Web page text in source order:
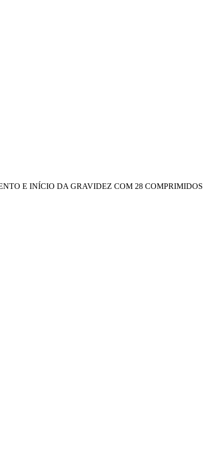
E INÍCIO DA GRAVIDEZ COM 28 COMPRIMIDOS